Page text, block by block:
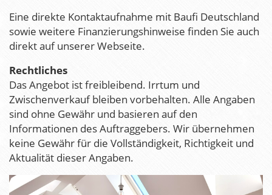
Eine direkte Kontaktaufnahme mit Baufi Deutschland
sowie weitere Finanzierungshinweise finden Sie auch
direkt auf unserer Webseite.
Rechtliches
Das Angebot ist freibleibend. Irrtum und
Zwischenverkauf bleiben vorbehalten. Alle Angaben
sind ohne Gewähr und basieren auf den
Informationen des Auftraggebers. Wir übernehmen
keine Gewähr für die Vollständigkeit, Richtigkeit und
Aktualität dieser Angaben.